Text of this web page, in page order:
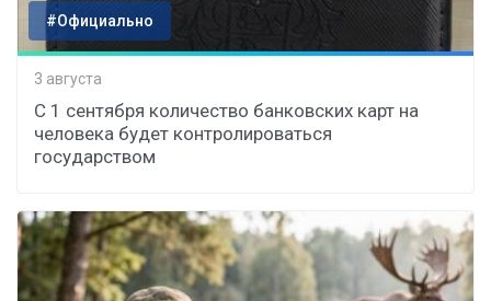
#Официально
3 августа
С 1 сентября количество банковских карт на
человека будет контролироваться
государством